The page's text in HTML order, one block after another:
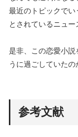
最近のトピックで
とされているニュー
是非、この恋愛小
うに過ごしていたの
参考文献